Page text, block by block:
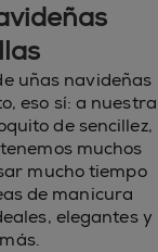
uñas navideñas
eso sí: a nuestra
de sencillez,
muchos
mucho tiempo
de manicura
elegantes y